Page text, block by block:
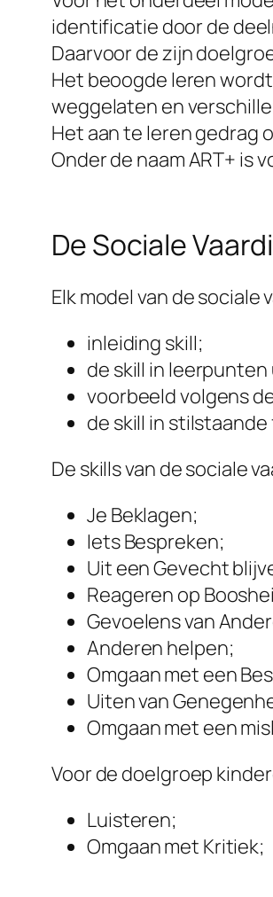
identificatie door de
Daarvoor de zijn
Het beoogde leren
weggelaten en
Het aan te leren gedrag
Onder de naam ART+ is
De Sociale
Elk model van de
inleiding skill;
de skill in
voorbeeld volgens
de skill in
De skills van de sociale
Je Beklagen;
Iets Bespreken;
Uit een Gevecht
Reageren op
Gevoelens van
Anderen helpen;
Omgaan met een
Uiten van
Omgaan met een
Voor de doelgroep
Luisteren;
Omgaan met Kritiek;